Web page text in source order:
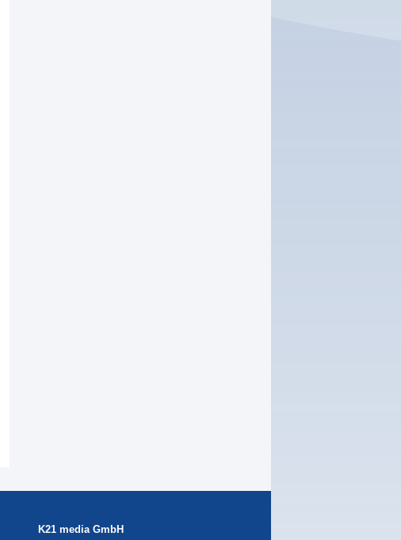
K21 media GmbH